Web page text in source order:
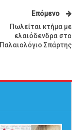
Επόμενο
Πωλείται κτήμα με
ελαιόδενδρα στο
Παλαιολόγιο Σπάρτης